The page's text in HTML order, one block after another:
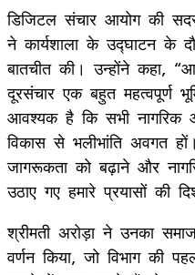
डिजिटल संचार आयोग की
ने कार्यशाला के उद्घाटन के
बातचीत की। उन्होंने कहा,
दूरसंचार एक बहुत महत्वपूर्ण
आवश्‍यक है कि सभी
विकास से भलीभांति अवगत
जागरूकता को बढ़ाने और
उठाए गए हमारे प्रयासों की
श्रीमती अरोड़ा ने उनका
वर्णन किया, जो विभाग की